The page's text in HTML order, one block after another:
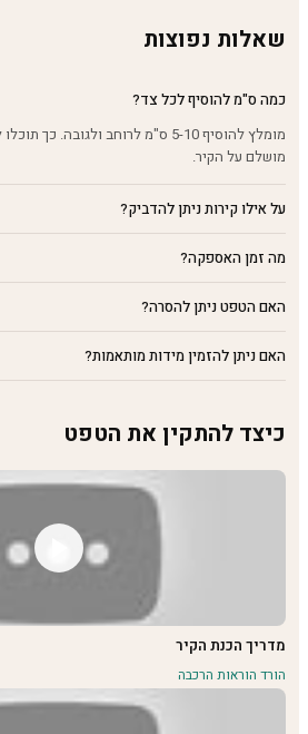
שאלות נפוצות
כמה ס"מ להוסיף לכל צד?
מומלץ להוסיף 5-10 ס"מ לרוחב ולגובה.
מושלם על הקיר.
על אילו קירות ניתן להדביק?
מה זמן האספקה?
האם הטפט ניתן להסרה?
האם ניתן להזמין מידות מותאמות?
כיצד להתקין את הטפט
מדריך הכנת הקיר
הורד הוראות הרכבה